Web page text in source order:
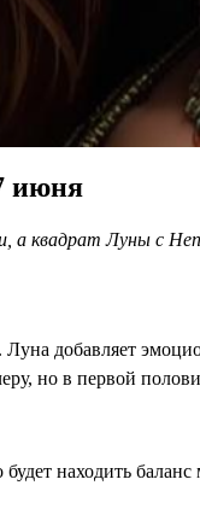
июня
а квадрат Луны с
добавляет
но в первой
находить